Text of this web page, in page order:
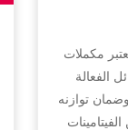
مكملات
الفعالة
توازنه